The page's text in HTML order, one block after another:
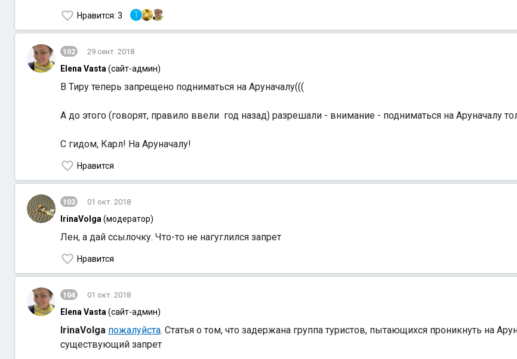
Нравится: 3 T
102 29 сент. 2018
Elena Vasta (сайт-админ)
В Тиру теперь запрещено подниматься на Аруначалу(((
А до этого (говорят, правило ввели год назад) разрешали - внимание - подниматься на Аруначалу
С гидом, Карл! На Аруначалу!
Нравится
103 01 окт. 2018
IrinaVolga (модератор)
Лен, а дай ссылочку. Что-то не нагуглился запрет
Нравится
104 01 окт. 2018
Elena Vasta (сайт-админ)
IrinaVolga пожалуйста. Статья о том, что задержана группа туристов, пытающихся проникнуть на
существующий запрет